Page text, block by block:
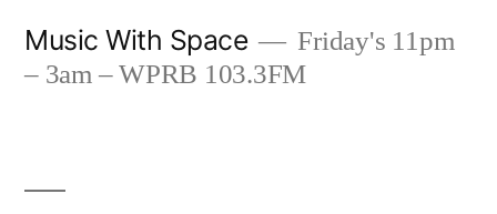
Music With Space
Friday's 11pm
– 3am – WPRB 103.3FM